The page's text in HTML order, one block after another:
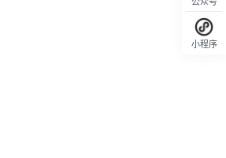
小程序